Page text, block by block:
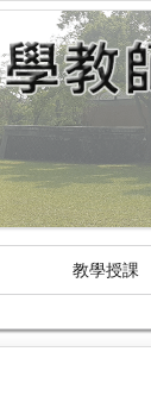
教學授課